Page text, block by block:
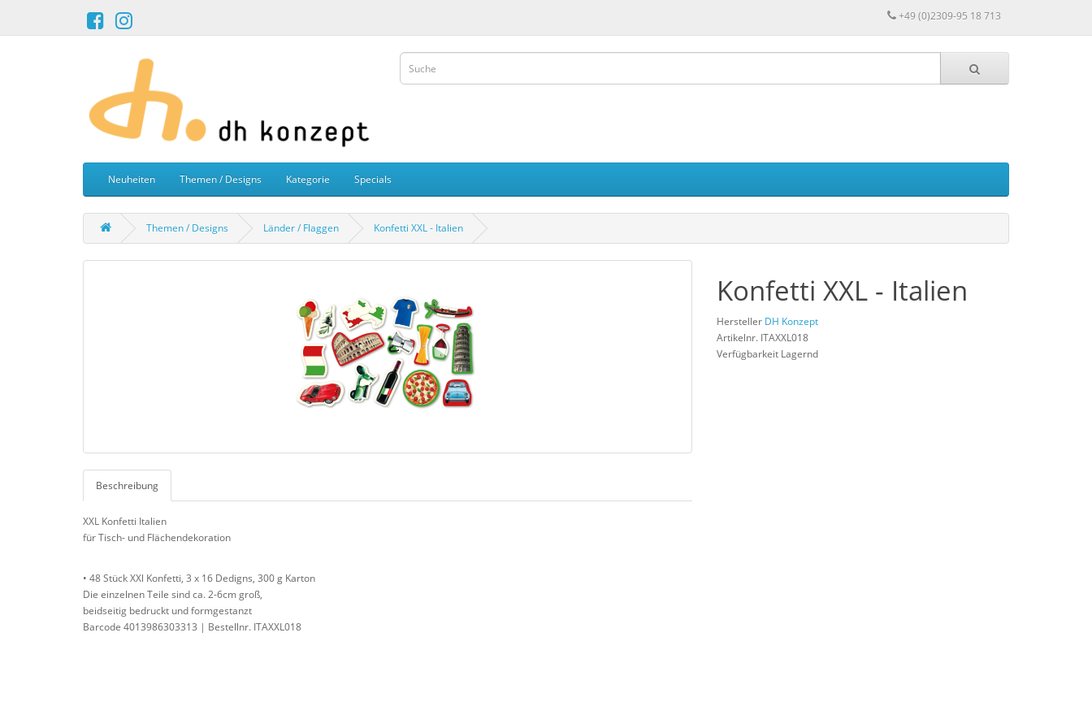
+49 (0)2309-95 18 713
Neuheiten Themen / Designs Kategorie Specials
Themen / Designs Länder / Flaggen Konfetti XXL - Italien
Beschreibung
XXL Konfetti Italien
für Tisch- und Flächendekoration
• 48 Stück XXl Konfetti, 3 x 16 Dedigns, 300 g Karton
Die einzelnen Teile sind ca. 2-6cm groß,
beidseitig bedruckt und formgestanzt
Barcode 4013986303313 | Bestellnr. ITAXXL018
Konfetti XXL - Italien
Hersteller DH Konzept
Artikelnr. ITAXXL018
Verfügbarkeit Lagernd